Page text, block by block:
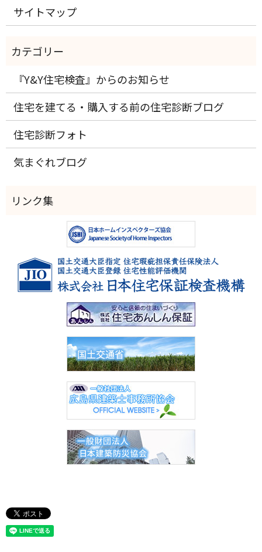
サイトマップ
『Y&Y住宅検査』からのお知らせ
住宅を建てる・購入する前の住宅診断ブログ
住宅診断フォト
気まぐれブログ